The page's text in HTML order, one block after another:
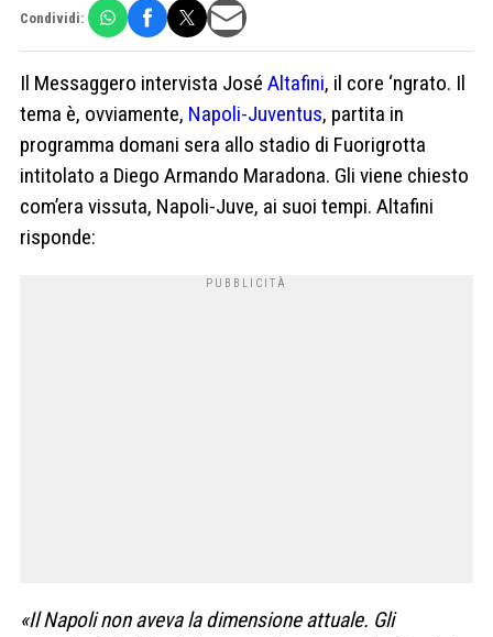
Condividi:
Il Messaggero intervista José Altafini, il core ‘ngrato. Il
tema è, ovviamente, Napoli-Juventus, partita in
programma domani sera allo stadio di Fuorigrotta
intitolato a Diego Armando Maradona. Gli viene chiesto
com’era vissuta, Napoli-Juve, ai suoi tempi. Altafini
risponde:
«Il Napoli non aveva la dimensione attuale. Gli